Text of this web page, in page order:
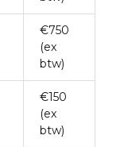
€750
(ex
btw)
€150
(ex
btw)